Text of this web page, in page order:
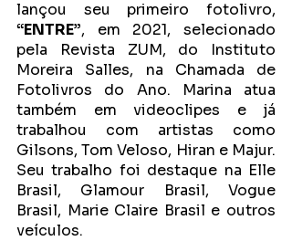
“ENTRE”, em 2021, selecionado
pela Revista ZUM, do Instituto
Moreira Salles, na Chamada de
Fotolivros do Ano. Marina atua
também em videoclipes e já
trabalhou com artistas como
Gilsons, Tom Veloso, Hiran e Majur.
Seu trabalho foi destaque na Elle
Brasil, Glamour Brasil, Vogue
Brasil, Marie Claire Brasil e outros
veículos.